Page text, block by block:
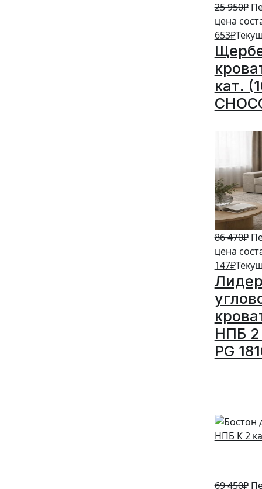
25 950₽
цена
653₽
кат.
86 470₽
цена
147₽
НПБ 2
PG
69 450₽